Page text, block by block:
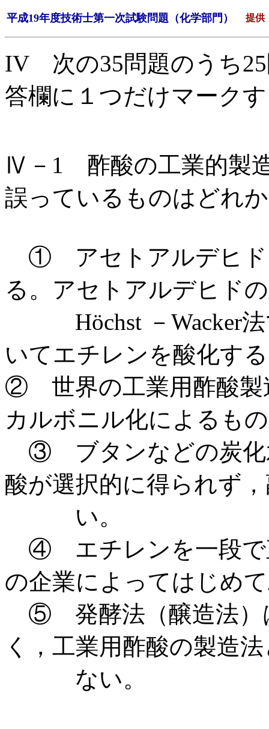
平成19年度技術士第一次試験問題（化学部門） 提供
IV 次の35問題のうち
答欄に１つだけマーク
Ⅳ－1 酢酸の工業的製
誤っているものはどれ
① アセトアルデヒド
る。アセトアルデヒド
Höchst －Wacker法
いてエチレンを酸化す
② 世界の工業用酢酸製
カルボニル化によるも
③ ブタンなどの炭化
酸が選択的に得られず
い。
④ エチレンを一段で
の企業によってはじめ
⑤ 発酵法（醸造法）
く，工業用酢酸の製造
ない。